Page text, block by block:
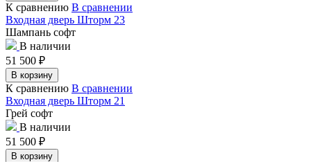
К сравнению В сравнении
Входная дверь Шторм 23
Шампань софт
В наличии
51 500 ₽
В корзину
К сравнению В сравнении
Входная дверь Шторм 21
Грей софт
В наличии
51 500 ₽
В корзину